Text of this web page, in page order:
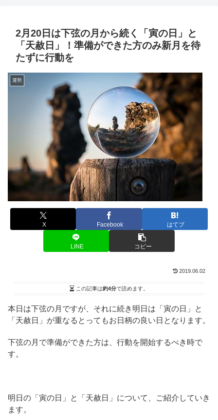
2月20日は下弦の月から続く「寅の日」と
「天赦日」！準備ができた方のみ新月を待
たずに行動を
運勢
X Facebook はてブ
LINE コピー
2019.06.02
この記事は約4分で読めます。
本日は下弦の月ですが、それに続き明日は「寅の日」と
「天赦日」が重なるとってもお日柄の良い日となります。
下弦の月で準備ができた方は、行動を開始するべき時で
す。
明日の「寅の日」と「天赦日」について、ご紹介していき
ます。